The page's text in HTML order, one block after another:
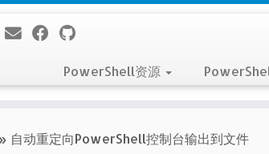
PowerShell资源
自动重定向PowerShell控制台输出到文件